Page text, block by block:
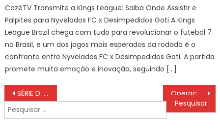
CazéTV Transmite a Kings League: Saiba Onde Assistir e
Palpites para Nyvelados FC x Desimpedidos Goti A Kings
League Brazil chega com tudo para revolucionar o futebol 7
no Brasil, e um dos jogos mais esperados da rodada é o
confronto entre Nyvelados FC x Desimpedidos Goti. A partida
promete muita emoção e inovação, seguindo […]
Navegação
de
Post
SÉRIE D: Água Santa e São José vencem e sonham com vagas
Pesquisar
por: